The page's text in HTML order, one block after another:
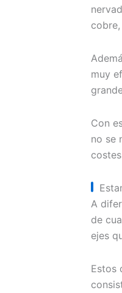
muy
Con
no se
A
de
ejes
Estos